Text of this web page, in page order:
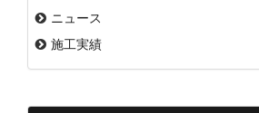
ニュース
施工実績